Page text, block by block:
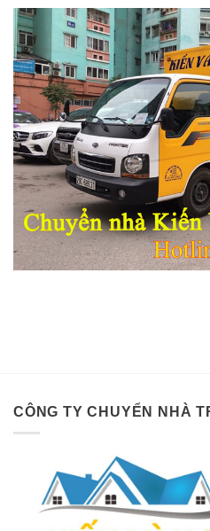
CÔNG TY CHUYỂN NHÀ